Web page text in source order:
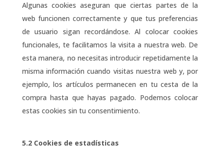
Algunas cookies aseguran que ciertas partes de la
web funcionen correctamente y que tus preferencias
de usuario sigan recordándose. Al colocar cookies
funcionales, te facilitamos la visita a nuestra web. De
esta manera, no necesitas introducir repetidamente la
misma información cuando visitas nuestra web y, por
ejemplo, los artículos permanecen en tu cesta de la
compra hasta que hayas pagado. Podemos colocar
estas cookies sin tu consentimiento.
5.2 Cookies de estadísticas